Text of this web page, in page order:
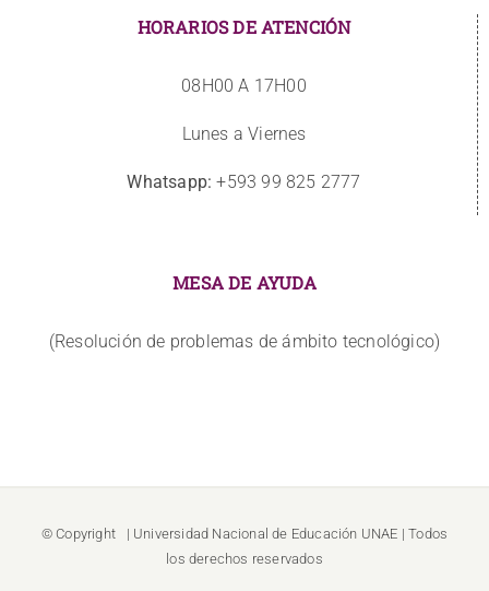
HORARIOS DE ATENCIÓN
08H00 A 17H00
Lunes a Viernes
Whatsapp: +593 99 825 2777
MESA DE AYUDA
(Resolución de problemas de ámbito tecnológico)
© Copyright | Universidad Nacional de Educación UNAE | Todos
los derechos reservados